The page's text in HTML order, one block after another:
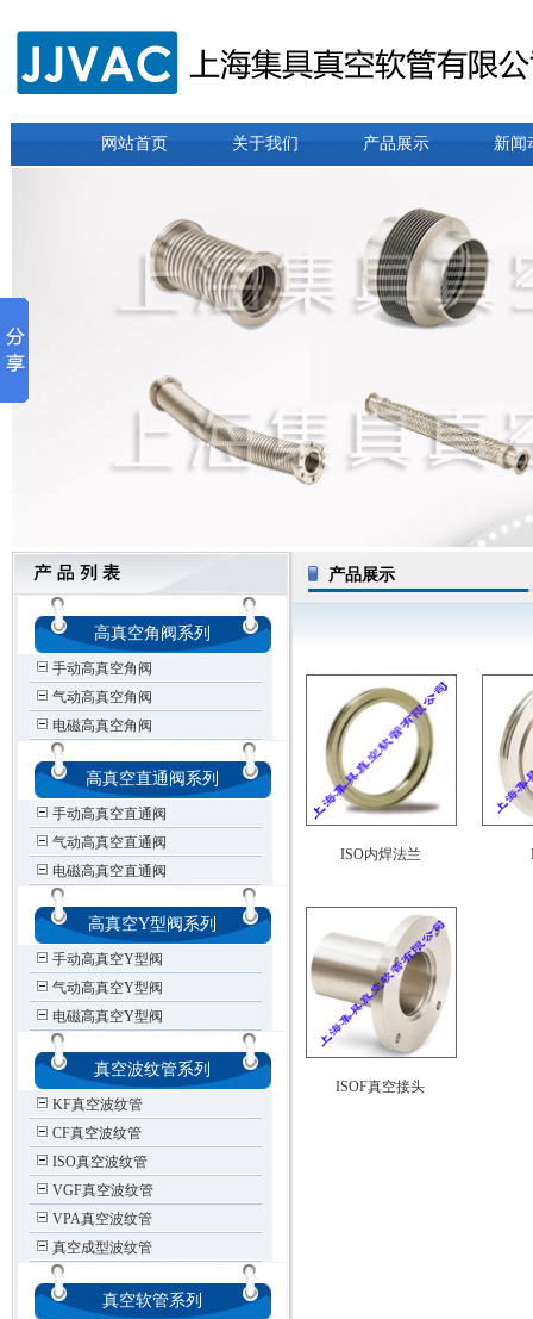
网站首页 关于我们 产品展示 新闻
高真空角阀系列
手动高真空角阀
气动高真空角阀
电磁高真空角阀
高真空直通阀系列
手动高真空直通阀
气动高真空直通阀
电磁高真空直通阀
高真空Y型阀系列
手动高真空Y型阀
气动高真空Y型阀
电磁高真空Y型阀
真空波纹管系列
KF真空波纹管
CF真空波纹管
ISO真空波纹管
VGF真空波纹管
VPA真空波纹管
真空成型波纹管
真空软管系列
产品展示
ISO内焊法兰
ISOF真空接头